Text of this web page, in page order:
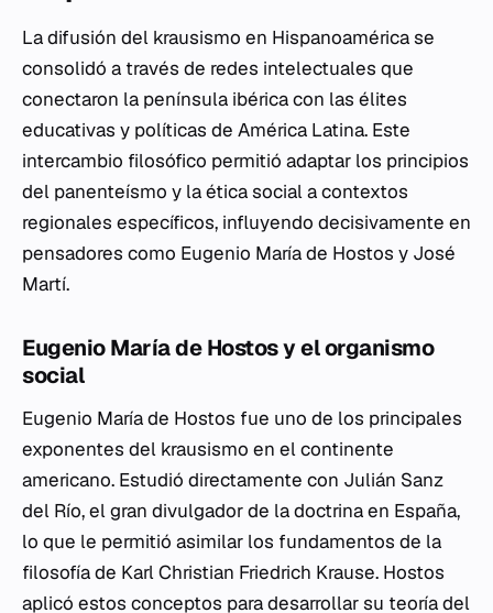
La difusión del krausismo en Hispanoamérica se
consolidó a través de redes intelectuales que
conectaron la península ibérica con las élites
educativas y políticas de América Latina. Este
intercambio filosófico permitió adaptar los principios
del panenteísmo y la ética social a contextos
regionales específicos, influyendo decisivamente en
pensadores como Eugenio María de Hostos y José
Martí.
Eugenio María de Hostos y el organismo
social
Eugenio María de Hostos fue uno de los principales
exponentes del krausismo en el continente
americano. Estudió directamente con Julián Sanz
del Río, el gran divulgador de la doctrina en España,
lo que le permitió asimilar los fundamentos de la
filosofía de Karl Christian Friedrich Krause. Hostos
aplicó estos conceptos para desarrollar su teoría del